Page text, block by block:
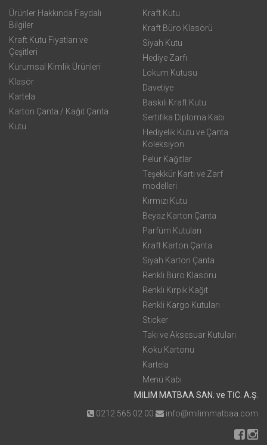
Ürünler Hakkında Faydalı
Bilgiler
Kraft Kutu Fiyatları ve
Çeşitleri
Kurumsal Kimlik Ürünleri
Klasör
Kartela
Karton Çanta / Kağıt Çanta
Kutu
Kraft Kutu
Kraft Büro Klasörü
Siyah Kutu
Hediye Zarfı
Lokum Kutusu
Davetiye
Baskılı Kraft Kutu
Sertifika Diploma Kabı
Hediyelik Kutu ve Çanta
Koleksiyon
Pelur Kağıtlar
Teşekkür Kartı ve Zarf
modelleri
Kırmızı Kutu
Beyaz Karton Çanta
Parfüm Kutuları
Kraft Karton Çanta
Siyah Karton Çanta
Renkli Büro Klasörü
Renkli Kırpık Kağıt
Renkli Kargo Kutuları
Sticker
Takı ve Aksesuar Kutuları
Koku Kartonu
Kartela
Menü Kabı
MİLİM MATBAA SAN. ve TİC. A.Ş.
0212 565 02 00
info@milimmatbaa.com